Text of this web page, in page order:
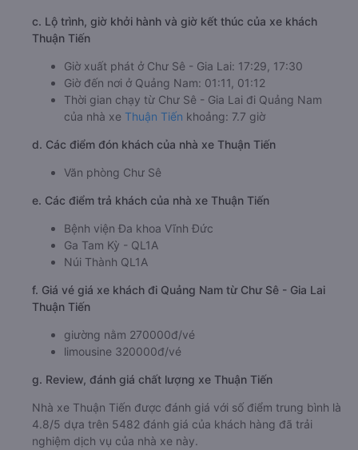
c. Lộ trình, giờ khởi hành và giờ kết thúc của xe khách
Thuận Tiến
Giờ xuất phát ở Chư Sê - Gia Lai: 17:29, 17:30
Giờ đến nơi ở Quảng Nam: 01:11, 01:12
Thời gian chạy từ Chư Sê - Gia Lai đi Quảng Nam
của nhà xe Thuận Tiến khoảng: 7.7 giờ
d. Các điểm đón khách của nhà xe Thuận Tiến
Văn phòng Chư Sê
e. Các điểm trả khách của nhà xe Thuận Tiến
Bệnh viện Đa khoa Vĩnh Đức
Ga Tam Kỳ - QL1A
Núi Thành QL1A
f. Giá vé giá xe khách đi Quảng Nam từ Chư Sê - Gia Lai
Thuận Tiến
giường nằm 270000đ/vé
limousine 320000đ/vé
g. Review, đánh giá chất lượng xe Thuận Tiến
Nhà xe Thuận Tiến được đánh giá với số điểm trung bình là
4.8/5 dựa trên 5482 đánh giá của khách hàng đã trải
nghiệm dịch vụ của nhà xe này.